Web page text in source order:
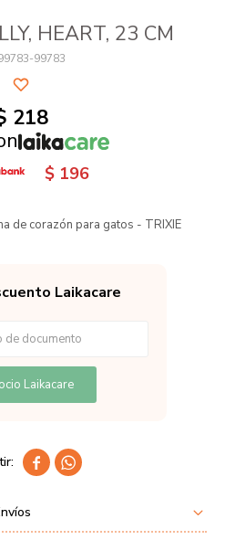
HEART, 23 CM
99783
218
$ 196
de corazón para gatos - TRIXIE
Laikacare
Laikacare
 